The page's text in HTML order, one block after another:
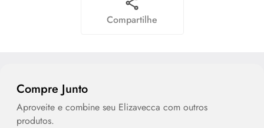
Compartilhe
Compre Junto
Aproveite e combine seu Elizavecca com outros
produtos.